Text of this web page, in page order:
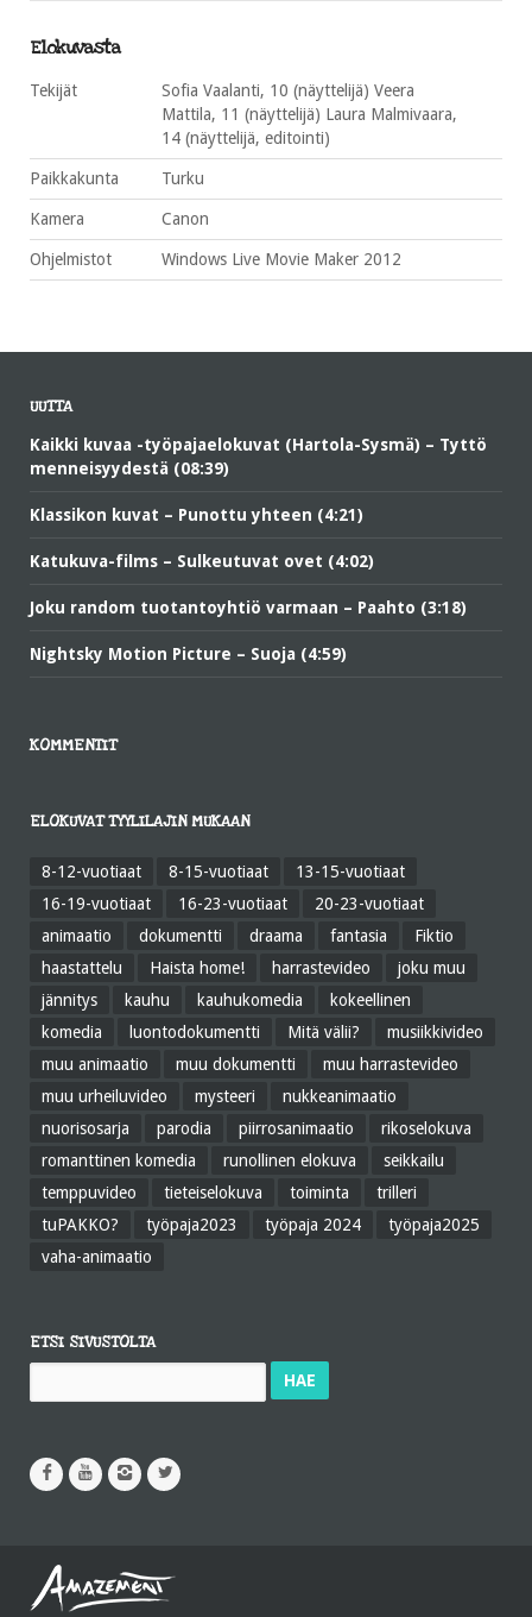
Elokuvasta
Tekijät
Sofia Vaalanti, 10 (näyttelijä) Veera
Mattila, 11 (näyttelijä) Laura Malmivaara,
14 (näyttelijä, editointi)
Paikkakunta Turku
Kamera Canon
Ohjelmistot Windows Live Movie Maker 2012
UUTTA
Kaikki kuvaa -työpajaelokuvat (Hartola-Sysmä) – Tyttö
menneisyydestä (08:39)
Klassikon kuvat – Punottu yhteen (4:21)
Katukuva-films – Sulkeutuvat ovet (4:02)
Joku random tuotantoyhtiö varmaan – Paahto (3:18)
Nightsky Motion Picture – Suoja (4:59)
KOMMENTIT
ELOKUVAT TYYLILAJIN MUKAAN
8-12-vuotiaat 8-15-vuotiaat
13-15-vuotiaat
16-19-vuotiaat
16-23-vuotiaat
20-23-vuotiaat
animaatio
dokumentti draama fantasia
Fiktio
haastattelu
Haista home! harrastevideo
joku muu
jännitys
kauhu kauhukomedia
kokeellinen
komedia
luontodokumentti Mitä välii?
musiikkivideo
muu animaatio
muu dokumentti
muu harrastevideo
muu urheiluvideo
mysteeri
nukkeanimaatio
nuorisosarja
parodia piirrosanimaatio
rikoselokuva
romanttinen komedia
runollinen elokuva
seikkailu
temppuvideo
tieteiselokuva toiminta
trilleri
tuPAKKO?
työpaja2023 työpaja 2024
työpaja2025
vaha-animaatio
ETSI SIVUSTOLTA